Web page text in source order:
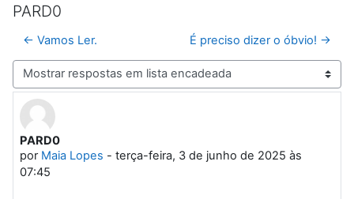
PARD0
← Vamos Ler. É preciso dizer o óbvio! →
Modo de visualização
PARD0
por Maia Lopes - terça-feira, 3 de junho de 2025 às
07:45
Número de respostas: 0